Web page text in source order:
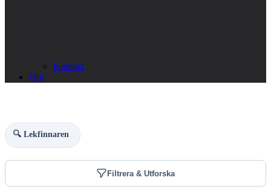
Kontakt
Om
🔍 Lekfinnaren
Filtrera & Utforska